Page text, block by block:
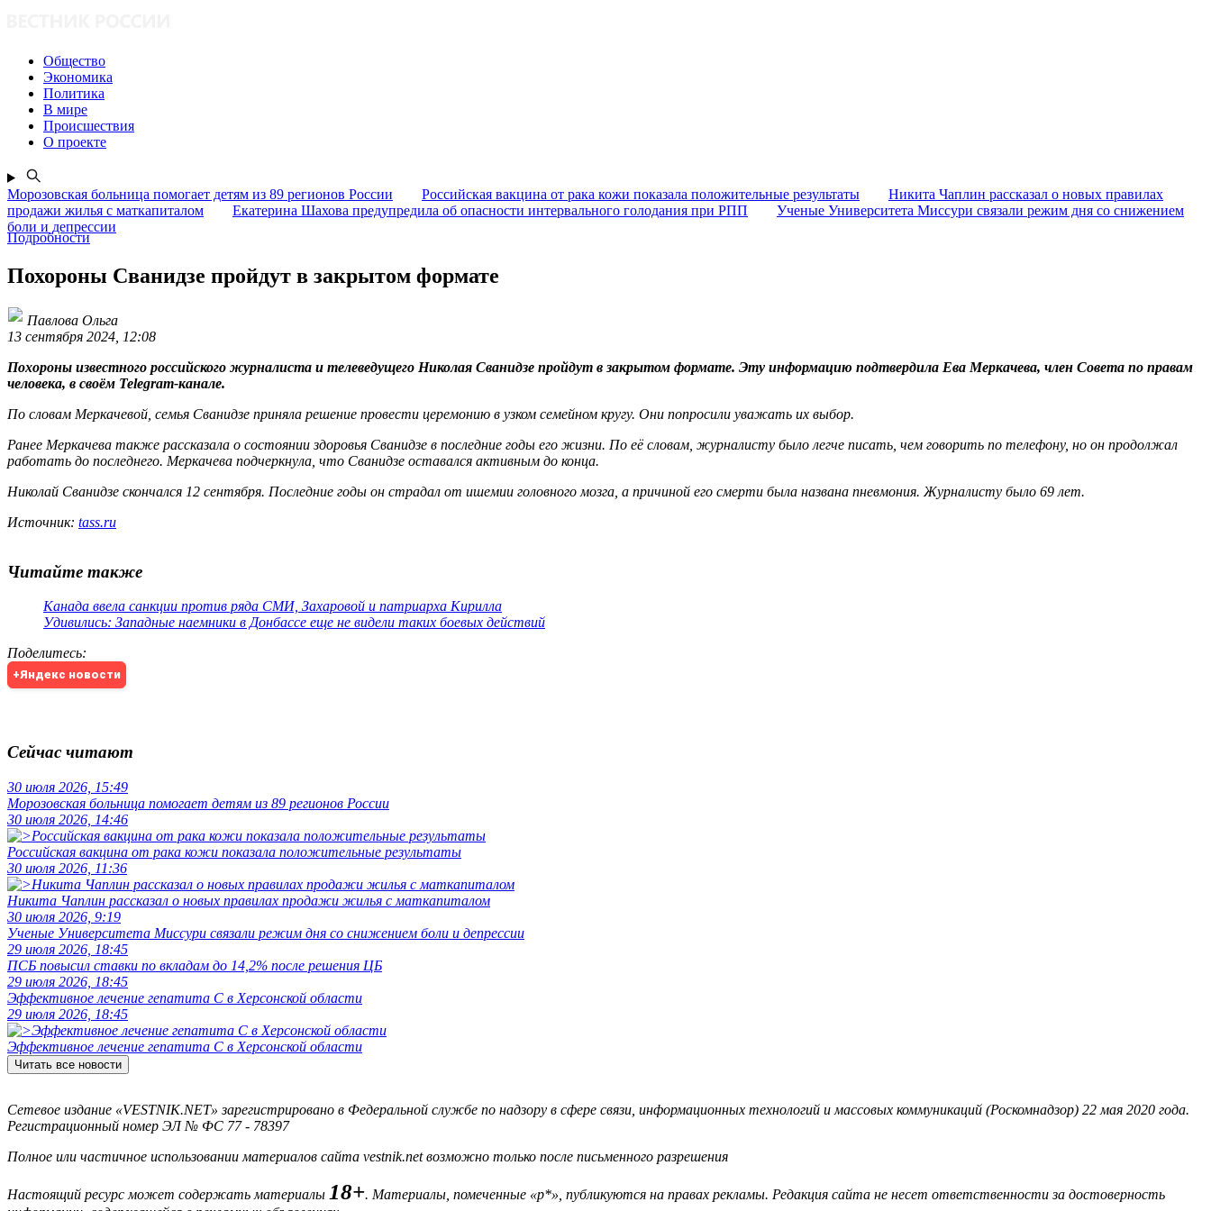
Общество
Экономика
Политика
В мире
Происшествия
О проекте
Морозовская больница помогает детям из 89 регионов России Российская вакцина от рака кожи показала положительные результаты
Никита Чаплин рассказал о новых правилах
продажи жилья с маткапиталом
Екатерина Шахова предупредила об опасности интервального голодания при РПП
Ученые Университета Миссури связали режим дня со снижением
боли и депрессии
Подробности
Похороны Сванидзе пройдут в закрытом формате
Павлова Ольга
13 сентября 2024, 12:08
Похороны известного российского журналиста и телеведущего Николая Сванидзе пройдут в закрытом формате. Эту информацию подтвердила Ева Меркачева, член Совета по правам
человека, в своём Telegram-канале.
По словам Меркачевой, семья Сванидзе приняла решение провести церемонию в узком семейном кругу. Они попросили уважать их выбор.
Ранее Меркачева также рассказала о состоянии здоровья Сванидзе в последние годы его жизни. По её словам, журналисту было легче писать, чем говорить по телефону, но он продолжал
работать до последнего. Меркачева подчеркнула, что Сванидзе оставался активным до конца.
Николай Сванидзе скончался 12 сентября. Последние годы он страдал от ишемии головного мозга, а причиной его смерти была названа пневмония. Журналисту было 69 лет.
Источник: tass.ru
Читайте также
Канада ввела санкции против ряда СМИ, Захаровой и патриарха Кирилла
Удивились: Западные наемники в Донбассе еще не видели таких боевых действий
Поделитесь:
+Яндекс новости
Сейчас читают
30 июля 2026, 15:49
Морозовская больница помогает детям из 89 регионов России
30 июля 2026, 14:46
Российская вакцина от рака кожи показала положительные результаты
30 июля 2026, 11:36
Никита Чаплин рассказал о новых правилах продажи жилья с маткапиталом
30 июля 2026, 9:19
Ученые Университета Миссури связали режим дня со снижением боли и депрессии
29 июля 2026, 18:45
ПСБ повысил ставки по вкладам до 14,2% после решения ЦБ
29 июля 2026, 18:45
Эффективное лечение гепатита C в Херсонской области
29 июля 2026, 18:45
Эффективное лечение гепатита C в Херсонской области
Читать все новости
Сетевое издание «VESTNIK.NET» зарегистрировано в Федеральной службе по надзору в сфере связи, информационных технологий и массовых коммуникаций (Роскомнадзор) 22 мая 2020 года.
Регистрационный номер ЭЛ № ФС 77 - 78397
Полное или частичное использовании материалов сайта vestnik.net возможно только после письменного разрешения
Настоящий ресурс может содержать материалы 18+. Материалы, помеченные «р*», публикуются на правах рекламы. Редакция сайта не несет ответственности за достоверность